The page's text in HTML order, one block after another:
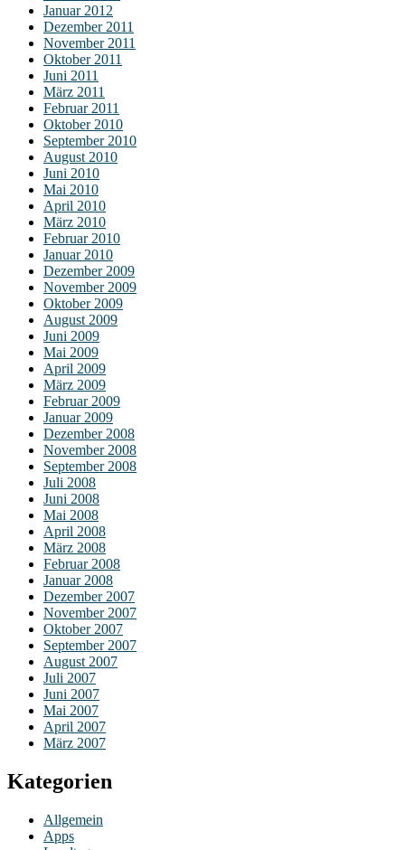
Januar 2012
Dezember 2011
November 2011
Oktober 2011
Juni 2011
März 2011
Februar 2011
Oktober 2010
September 2010
August 2010
Juni 2010
Mai 2010
April 2010
März 2010
Februar 2010
Januar 2010
Dezember 2009
November 2009
Oktober 2009
August 2009
Juni 2009
Mai 2009
April 2009
März 2009
Februar 2009
Januar 2009
Dezember 2008
November 2008
September 2008
Juli 2008
Juni 2008
Mai 2008
April 2008
März 2008
Februar 2008
Januar 2008
Dezember 2007
November 2007
Oktober 2007
September 2007
August 2007
Juli 2007
Juni 2007
Mai 2007
April 2007
März 2007
Kategorien
Allgemein
Apps